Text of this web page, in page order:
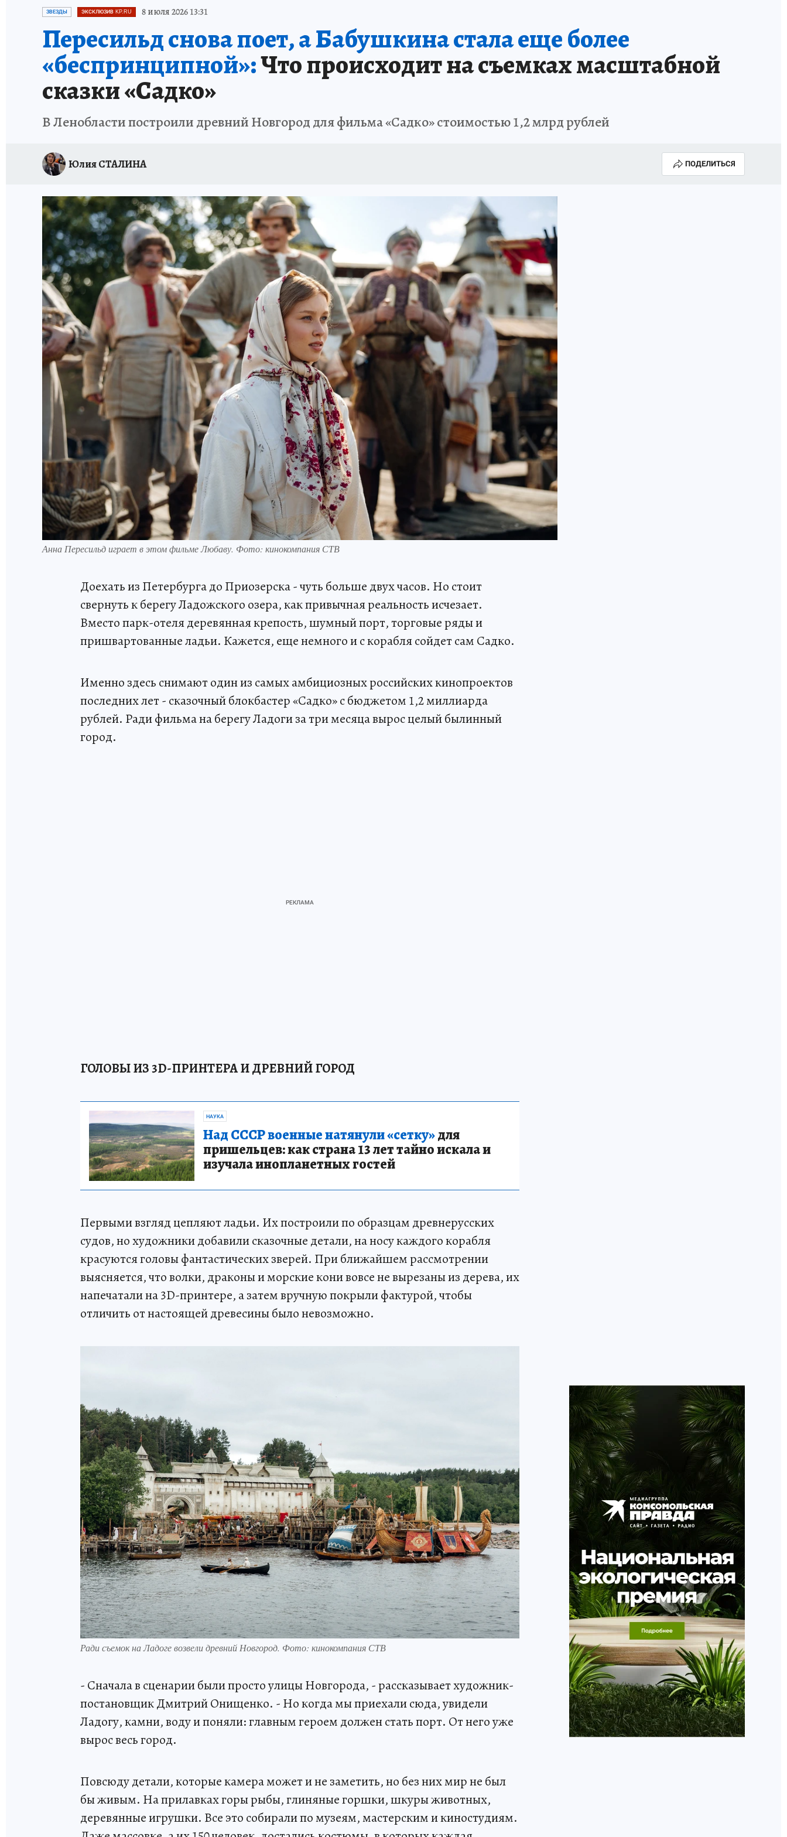
ПЕТЕРБУРГСКАЯ СТРОЙКА
ЗВЕЗДЫ ЭКСКЛЮЗИВ KP.RU 8 июля 2026 13:31
Пересильд снова поет, а Бабушкина стала еще более
«беспринципной»:Что происходит на съемках масштабной
сказки «Садко»
В Ленобласти построили древний Новгород для фильма «Садко» стоимостью 1,2 млрд рублей
Юлия СТАЛИНА ПОДЕЛИТЬСЯ
Анна Пересильд играет в этом фильме Любаву. Фото: кинокомпания СТВ
Доехать из Петербурга до Приозерска - чуть больше двух часов. Но стоит
свернуть к берегу Ладожского озера, как привычная реальность исчезает.
Вместо парк-отеля деревянная крепость, шумный порт, торговые ряды и
пришвартованные ладьи. Кажется, еще немного и с корабля сойдет сам Садко.
Именно здесь снимают один из самых амбициозных российских кинопроектов
последних лет - сказочный блокбастер «Садко» с бюджетом 1,2 миллиарда
рублей. Ради фильма на берегу Ладоги за три месяца вырос целый былинный
город.
ГОЛОВЫ ИЗ 3D-ПРИНТЕРА И ДРЕВНИЙ ГОРОД
НАУКА
Над СССР военные натянули «сетку»для
пришельцев: как страна 13 лет тайно искала и
изучала инопланетных гостей
Первыми взгляд цепляют ладьи. Их построили по образцам древнерусских
судов, но художники добавили сказочные детали, на носу каждого корабля
красуются головы фантастических зверей. При ближайшем рассмотрении
выясняется, что волки, драконы и морские кони вовсе не вырезаны из дерева, их
напечатали на 3D-принтере, а затем вручную покрыли фактурой, чтобы
отличить от настоящей древесины было невозможно.
Ради съемок на Ладоге возвели древний Новгород. Фото: кинокомпания СТВ
- Сначала в сценарии были просто улицы Новгорода, - рассказывает художник-
постановщик Дмитрий Онищенко. - Но когда мы приехали сюда, увидели
Ладогу, камни, воду и поняли: главным героем должен стать порт. От него уже
вырос весь город.
Повсюду детали, которые камера может и не заметить, но без них мир не был
бы живым. На прилавках горы рыбы, глиняные горшки, шкуры животных,
деревянные игрушки. Все это собирали по музеям, мастерским и киностудиям.